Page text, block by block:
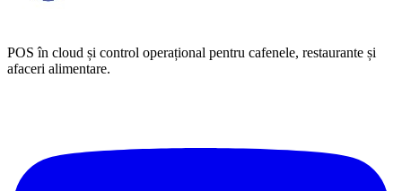
POS în cloud și control operațional pentru cafenele, restaurante și
afaceri alimentare.